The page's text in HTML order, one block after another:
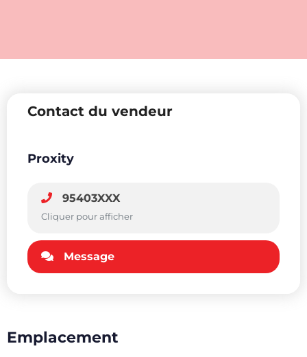
Contact du vendeur
Proxity
95403XXX
Cliquer pour afficher
Message
Emplacement